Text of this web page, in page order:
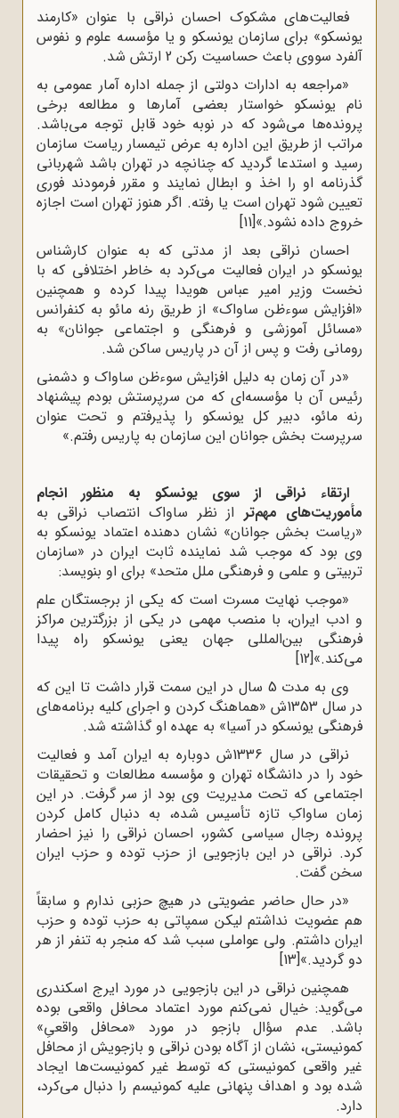
فعالیت‌های مشکوک احسان نراقی با عنوان «کارمند
یونسکو» برای سازمان یونسکو و یا مؤسسه علوم و نفوس
آلفرد سووی باعث حساسیت رکن 2 ارتش شد.
«مراجعه به ادارات دولتی از جمله اداره آمار عمومی به
نام یونسکو خواستار بعضی آمارها و مطالعه برخی
پرونده‌ها می‌شود که در نوبه خود قابل توجه می‌باشد.
مراتب از طریق این اداره به عرض تیمسار ریاست سازمان
رسید و استدعا گردید که چنانچه در تهران باشد شهربانی
گذرنامه او را اخذ و ابطال نمایند و مقرر فرمودند فوری
تعیین شود تهران است یا رفته. اگر هنوز تهران است اجازه
خروج داده نشود.»[11]
احسان نراقی بعد از مدتی که به عنوان کارشناس
یونسکو در ایران فعالیت می‌کرد به خاطر اختلافی که با
نخست وزیر امیر عباس هویدا پیدا کرده و همچنین
«افزایش سوءظن ساواک» از طریق رنه مائو به کنفرانس
«مسائل آموزشی و فرهنگی و اجتماعی جوانان» به
رومانی رفت و پس از آن در پاریس ساکن شد.
«در آن زمان به دلیل افزایش سوءظن ساواک و دشمنی
رئیس آن با مؤسسه‌ای که من سرپرستش بودم پیشنهاد
رنه مائو، دبیر کل یونسکو را پذیرفتم و تحت عنوان
سرپرست بخش جوانان این سازمان به پاریس رفتم.»
ارتقاء نراقی از سوی یونسکو به منظور انجام
مأموریت‌های مهم‌تر از نظر ساواک انتصاب نراقی به
«ریاست بخش جوانان» نشان دهنده اعتماد یونسکو به
وی بود که موجب شد نماینده ثابت ایران در «سازمان
تربیتی و علمی و فرهنگی ملل متحد» برای او بنویسد:
«موجب نهایت مسرت است که یکی از برجستگان علم
و ادب ایران، با منصب مهمی در یکی از بزرگترین مراکز
فرهنگی بین‌المللی جهان یعنی یونسکو راه پیدا
می‌کند.»[12]
وی به مدت 5 سال در این سمت قرار داشت تا این که
در سال 1353ش «هماهنگ کردن و اجرای کلیه برنامه‌های
فرهنگی یونسکو در آسیا» به عهده او گذاشته شد.
نراقی در سال 1336ش دوباره به ایران آمد و فعالیت
خود را در دانشگاه تهران و مؤسسه مطالعات و تحقیقات
اجتماعی که تحت مدیریت وی بود از سر گرفت. در این
زمان ساواکِ تازه تأسیس شده، به دنبال کامل کردن
پرونده رجال سیاسی کشور، احسان نراقی را نیز احضار
کرد. نراقی در این بازجویی از حزب توده و حزب ایران
سخن گفت.
«در حال حاضر عضویتی در هیچ حزبی ندارم و سابقاً
هم عضویت نداشتم لیکن سمپاتی به حزب توده و حزب
ایران داشتم. ولی عواملی سبب شد که منجر به تنفر از هر
دو گردید.»[13]
همچنین نراقی در این بازجویی در مورد ایرج اسکندری
می‌گوید: خیال نمی‌کنم مورد اعتماد محافل واقعی بوده
باشد. عدم سؤال بازجو در مورد «محافل واقعیِ»
کمونیستی، نشان از آگاه بودن نراقی و بازجویش از محافل
غیر واقعی کمونیستی که توسط غیر کمونیست‌ها ایجاد
شده بود و اهداف پنهانی علیه کمونیسم را دنبال می‌کرد،
دارد.